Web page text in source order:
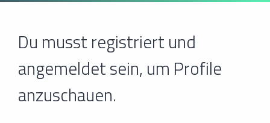
Du musst registriert und
angemeldet sein, um Profile
anzuschauen.